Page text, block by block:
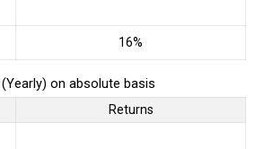
16%
on absolute basis
Returns